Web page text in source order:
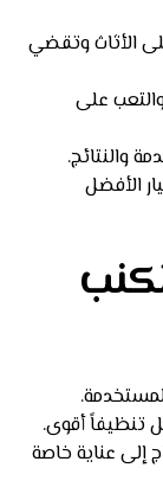
الأثاث وتقضي
على
والنتائج.
الأفضل
تنظيفاً أقوى.
إلى عناية خاصة